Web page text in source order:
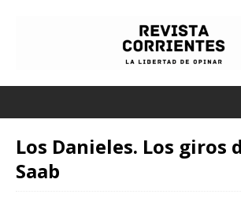
Los Danieles. Los giros
Saab